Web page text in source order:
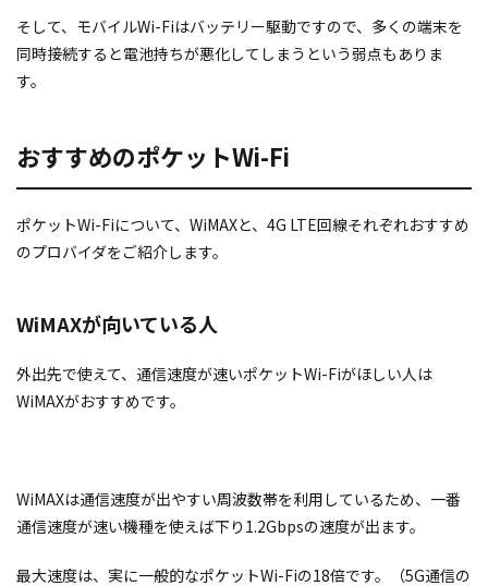
そして、モバイルWi-Fiはバッテリー駆動ですので、多くの端末を
同時接続すると電池持ちが悪化してしまうという弱点もありま
す。
おすすめのポケットWi-Fi
ポケットWi-Fiについて、WiMAXと、4G LTE回線それぞれおすすめ
のプロバイダをご紹介します。
WiMAXが向いている人
外出先で使えて、通信速度が速いポケットWi-Fiがほしい人は
WiMAXがおすすめです。
WiMAXは通信速度が出やすい周波数帯を利用しているため、一番
通信速度が速い機種を使えば下り1.2Gbpsの速度が出ます。
最大速度は、実に一般的なポケットWi-Fiの18倍です。（5G通信の